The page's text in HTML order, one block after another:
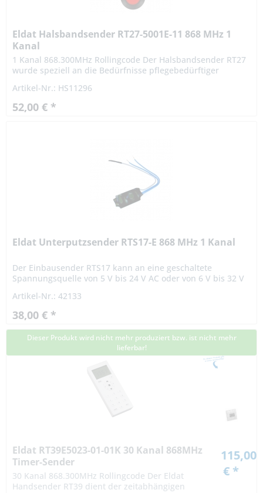
Eldat Halsbandsender RT27-5001E-11 868 MHz 1
Kanal
1 Kanal 868.300MHz Rollingcode Der Halsbandsender RT27
wurde speziell an die Bedürfnisse pflegebedürftiger
einfache...
Artikel-Nr.: HS11296
52,00 € *
Eldat Unterputzsender RTS17-E 868 MHz 1 Kanal
Der Einbausender RTS17 kann an eine geschaltete
Spannungsquelle von 5 V bis 24 V AC oder von 6 V bis 32 V
anliegt, wird für...
Artikel-Nr.: 42133
38,00 € *
Dieser Produkt wird nicht mehr produziert bzw. ist nicht mehr
lieferbar!
Eldat RT39E5023-01-01K 30 Kanal 868MHz
Timer-Sender
30 Kanal 868.300MHz Rollingcode Der Eldat
Handsender RT39 dient der zeitabhängigen
115,00
€ *